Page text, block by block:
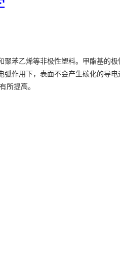
苯乙烯等非极性塑料。甲酯基的
作用下，表面不会产生碳化的导电
所提高。